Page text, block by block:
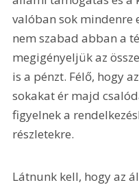
valóban sok mindenre
nem szabad abban a
megigényeljük az
is a pénzt. Félő, hogy
sokakat ér majd
figyelnek a
részletekre.
Látnunk kell, hogy az